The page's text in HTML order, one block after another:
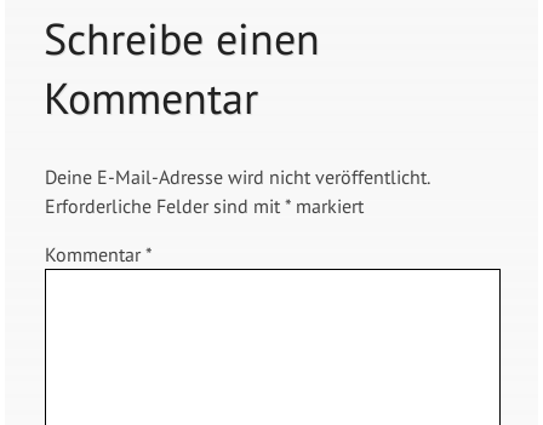
Schreibe einen
Kommentar
Deine E-Mail-Adresse wird nicht veröffentlicht.
Erforderliche Felder sind mit *markiert
Kommentar*